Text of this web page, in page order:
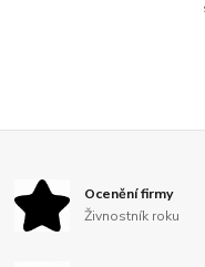
Ocenění firmy
Živnostník roku